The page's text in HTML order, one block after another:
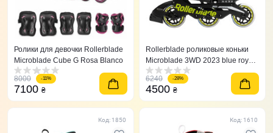
Ролики для девочки Rollerblade
Microblade Cube G Rosa Blanco
8000 -11%
7100 ₴
Rollerblade роликовые коньки
Microblade 3WD 2023 blue royal-
lime
6240
-28%
4500 ₴
Код: 1850 Код: 1610